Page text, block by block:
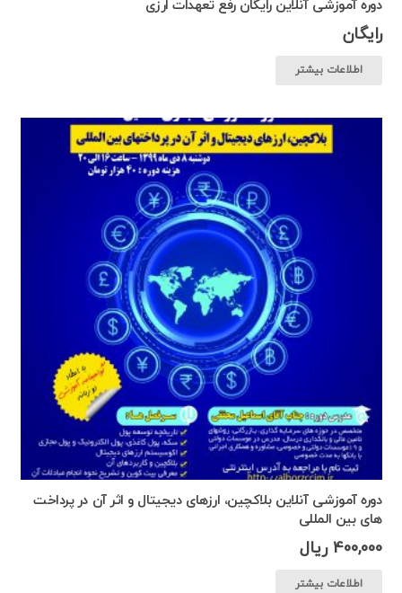
رایگان
اطلاعات بیشتر
دوره آموزشی آنلاین بلاکچین، ارزهای دیجیتال و اثر آن در پرداخت
های بین المللی
400,000 ریال
اطلاعات بیشتر